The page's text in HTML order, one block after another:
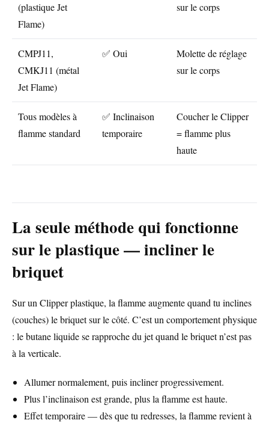
(plastique Jet
Flame)
sur le corps
CMPJ11,
CMKJ11 (métal
Jet Flame)
✅ Oui
Molette de réglage
sur le corps
Tous modèles à
flamme standard
✅ Inclinaison
temporaire
Coucher le Clipper
= flamme plus
haute
La seule méthode qui fonctionne
sur le plastique — incliner le
briquet
Sur un Clipper plastique, la flamme augmente quand tu inclines
(couches) le briquet sur le côté. C’est un comportement physique
: le butane liquide se rapproche du jet quand le briquet n’est pas
à la verticale.
Allumer normalement, puis incliner progressivement.
Plus l’inclinaison est grande, plus la flamme est haute.
Effet temporaire — dès que tu redresses, la flamme revient à